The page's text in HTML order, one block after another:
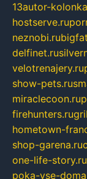
13autor-
hostserve.ru
neznobi.ru
delfinet.ru
velotrenajery.ru
show-pets.ru
miraclecoon.ru
firehunters.ru
hometown-
shop-garena.ru
one-life-story.ru
poka-vse-